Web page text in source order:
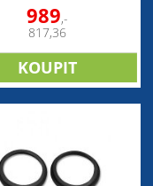
989,-
817,36